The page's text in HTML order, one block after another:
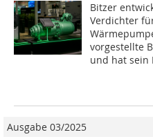
Bitzer
Verdichter
vorgestellte
und hat sein
Ausgabe 03/2025